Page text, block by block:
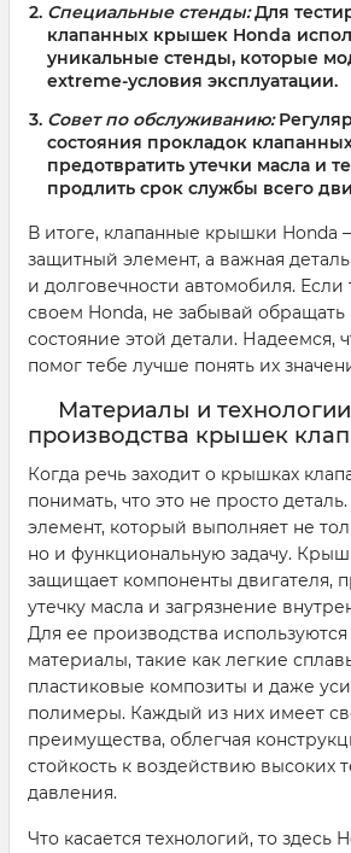
Специальные стенды:Для
клапанных крышек Honda
уникальные стенды, которые
extreme-условия эксплуатации.
Совет по обслуживанию:
состояния прокладок
предотвратить утечки масла и
продлить срок службы всего
В итоге, клапанные крышки Honda
защитный элемент, а важная
и долговечности автомобиля. Если
своем Honda, не забывай
состояние этой детали. Надеемся,
помог тебе лучше понять их
Материалы и технологии
производства крышек
Когда речь заходит о крышках
понимать, что это не просто
элемент, который выполняет не
но и функциональную задачу.
защищает компоненты двигателя,
утечку масла и загрязнение
Для ее производства
материалы, такие как легкие
пластиковые композиты и даже
полимеры. Каждый из них имеет
преимущества, облегчая
стойкость к воздействию высоких
давления.
Что касается технологий, то здесь